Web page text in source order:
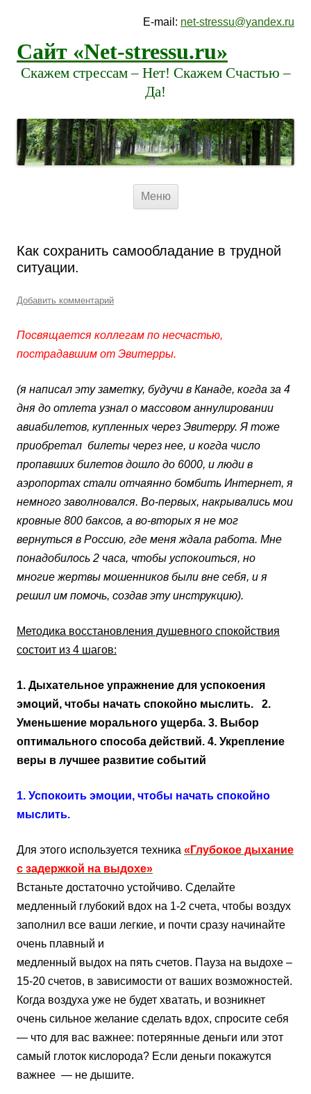
E-mail: net-stressu@yandex.ru
Сайт «Net-stressu.ru»
Скажем стрессам – Нет! Скажем Счастью –
Да!
Меню
Как сохранить самообладание в трудной
ситуации.
Добавить комментарий
Посвящается коллегам по несчастью,
пострадавшим от Эвитерры.
(я написал эту заметку, будучи в Канаде, когда за 4
дня до отлета узнал о массовом аннулировании
авиабилетов, купленных через Эвитерру. Я тоже
приобретал билеты через нее, и когда число
пропавших билетов дошло до 6000, и люди в
аэропортах стали отчаянно бомбить Интернет, я
немного заволновался. Во-первых, накрывались мои
кровные 800 баксов, а во-вторых я не мог
вернуться в Россию, где меня ждала работа. Мне
понадобилось 2 часа, чтобы успокоиться, но
многие жертвы мошенников были вне себя, и я
решил им помочь, создав эту инструкцию).
Методика восстановления душевного спокойствия
состоит из 4 шагов:
1. Дыхательное упражнение для успокоения
эмоций, чтобы начать спокойно мыслить. 2.
Уменьшение морального ущерба. 3. Выбор
оптимального способа действий. 4. Укрепление
веры в лучшее развитие событий
1. Успокоить эмоции, чтобы начать спокойно
мыслить.
Для этого используется техника «Глубокое дыхание
с задержкой на выдохе»
Встаньте достаточно устойчиво. Сделайте
медленный глубокий вдох на 1-2 счета, чтобы воздух
заполнил все ваши легкие, и почти сразу начинайте
очень плавный и
медленный выдох на пять счетов. Пауза на выдохе –
15-20 счетов, в зависимости от ваших возможностей.
Когда воздуха уже не будет хватать, и возникнет
очень сильное желание сделать вдох, спросите себя
— что для вас важнее: потерянные деньги или этот
самый глоток кислорода? Если деньги покажутся
важнее — не дышите.